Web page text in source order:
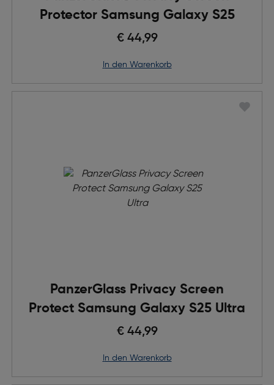
Protector Samsung Galaxy S25
€ 44,99
in den Warenkorb
PanzerGlass Privacy Screen
Protect Samsung Galaxy S25 Ultra
€ 44,99
in den Warenkorb